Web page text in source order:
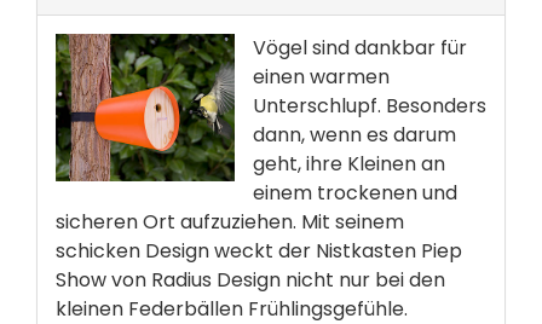
Vögel sind dankbar für
einen warmen
Unterschlupf. Besonders
dann, wenn es darum
geht, ihre Kleinen an
einem trockenen und
sicheren Ort aufzuziehen. Mit seinem
schicken Design weckt der Nistkasten Piep
Show von Radius Design nicht nur bei den
kleinen Federbällen Frühlingsgefühle.